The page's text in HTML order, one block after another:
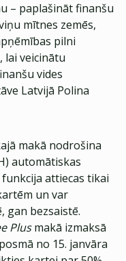
– paplašināt finanšu
mītnes zemēs,
pilni
veicinātu
vides
Latvijā Polina
makā nodrošina
automātiskas
attiecas tikai
un var
gan bezsaistē.
Plusmakā izmaksā
no 15. janvāra